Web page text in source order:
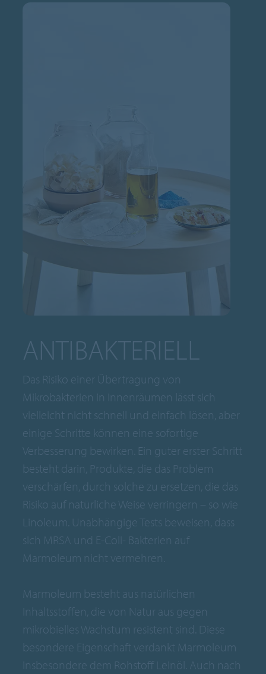
ANTIBAKTERIELL
Das Risiko einer Übertragung von
Mikrobakterien in Innenräumen lässt sich
vielleicht nicht schnell und einfach lösen, aber
einige Schritte können eine sofortige
Verbesserung bewirken. Ein guter erster Schritt
besteht darin, Produkte, die das Problem
verschärfen, durch solche zu ersetzen, die das
Risiko auf natürliche Weise verringern – so wie
Linoleum. Unabhängige Tests beweisen, dass
sich MRSA und E-Coli- Bakterien auf
Marmoleum nicht vermehren.
Marmoleum besteht aus natürlichen
Inhaltsstoffen, die von Natur aus gegen
mikrobielles Wachstum resistent sind. Diese
besondere Eigenschaft verdankt Marmoleum
insbesondere dem Rohstoff Leinöl. Auch nach